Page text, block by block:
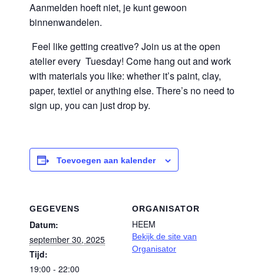
Aanmelden hoeft niet, je kunt gewoon
binnenwandelen.
Feel like getting creative? Join us at the open
atelier every Tuesday! Come hang out and work
with materials you like: whether it’s paint, clay,
paper, textiel or anything else. There’s no need to
sign up, you can just drop by.
Toevoegen aan kalender
GEGEVENS
Datum:
september 30, 2025
Tijd:
19:00 - 22:00
ORGANISATOR
HEEM
Bekijk de site van
Organisator